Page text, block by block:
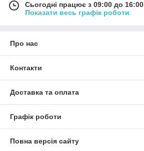
Сьогодні працює з 09:00 до 16:00
Показати весь графік роботи
Про нас
Контакти
Доставка та оплата
Графік роботи
Повна версія сайту